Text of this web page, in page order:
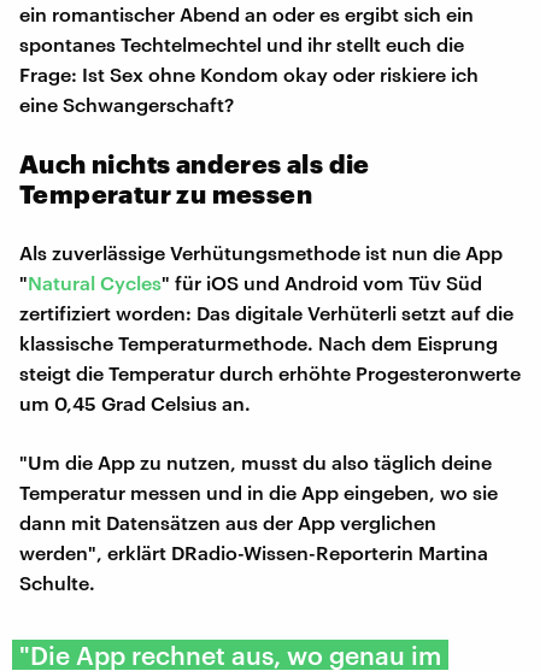
ein romantischer Abend an oder es ergibt sich ein
spontanes Techtelmechtel und ihr stellt euch die
Frage: Ist Sex ohne Kondom okay oder riskiere ich
eine Schwangerschaft?
Auch nichts anderes als die
Temperatur zu messen
Als zuverlässige Verhütungsmethode ist nun die App
"Natural Cycles" für iOS und Android vom Tüv Süd
zertifiziert worden: Das digitale Verhüterli setzt auf die
klassische Temperaturmethode. Nach dem Eisprung
steigt die Temperatur durch erhöhte Progesteronwerte
um 0,45 Grad Celsius an.
"Um die App zu nutzen, musst du also täglich deine
Temperatur messen und in die App eingeben, wo sie
dann mit Datensätzen aus der App verglichen
werden", erklärt DRadio-Wissen-Reporterin Martina
Schulte.
"Die App rechnet aus, wo genau im